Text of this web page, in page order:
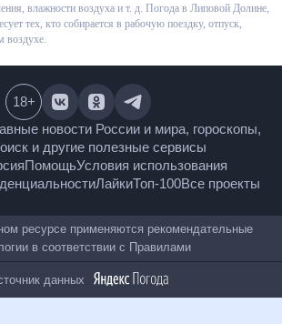
излучения, влажности воздуха
Долине, Украина на 3 дня заинтересует тех, кто
отпуск, провести время на свежем
главные новости России и мира,
поиск и другие полезные сервисы
ПомощьУсловия использования
Все проекты
18+
ресурсе применяются
технологии в соответствии с